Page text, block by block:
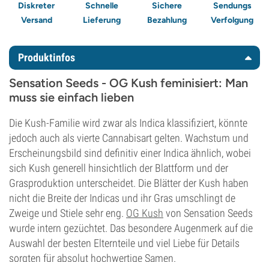
Diskreter
Versand
Schnelle
Lieferung
Sichere
Bezahlung
Sendungs
Verfolgung
Produktinfos
Sensation Seeds - OG Kush feminisiert: Man
muss sie einfach lieben
Die Kush-Familie wird zwar als Indica klassifiziert, könnte
jedoch auch als vierte Cannabisart gelten. Wachstum und
Erscheinungsbild sind definitiv einer Indica ähnlich, wobei
sich Kush generell hinsichtlich der Blattform und der
Grasproduktion unterscheidet. Die Blätter der Kush haben
nicht die Breite der Indicas und ihr Gras umschlingt de
Zweige und Stiele sehr eng. OG Kush von Sensation Seeds
wurde intern gezüchtet. Das besondere Augenmerk auf die
Auswahl der besten Elternteile und viel Liebe für Details
sorgten für absolut hochwertige Samen.